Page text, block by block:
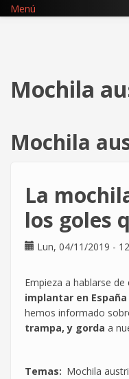
Pasar
Menú
Mochila
Mochila
La
los goles
Lun, 04/11/2019 -
Empieza a hablarse de
implantar en
hemos informado
trampa, y gorda a
Temas
Mochila